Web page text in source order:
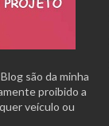
são da minha
proibido a
veículo ou